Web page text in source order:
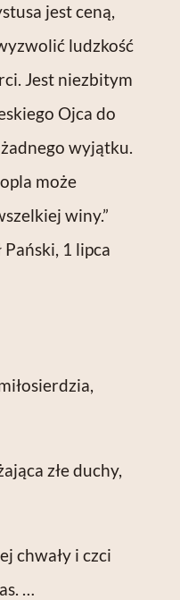
jest ceną,
ludzkość
Jest niezbitym
Ojca do
wyjątku.
może
winy.”
Pański, 1 lipca
złe duchy,
chwa­ły i czci
…